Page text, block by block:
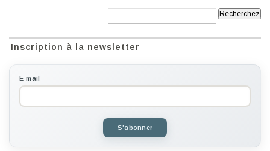
Inscription à la newsletter
E-mail
S'abonner